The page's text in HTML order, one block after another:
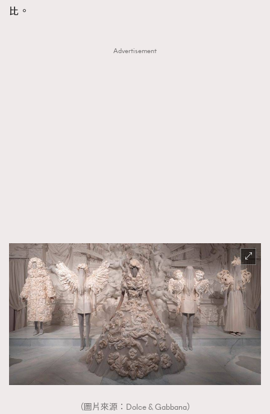
比。
Advertisement
（圖片來源：Dolce & Gabbana）